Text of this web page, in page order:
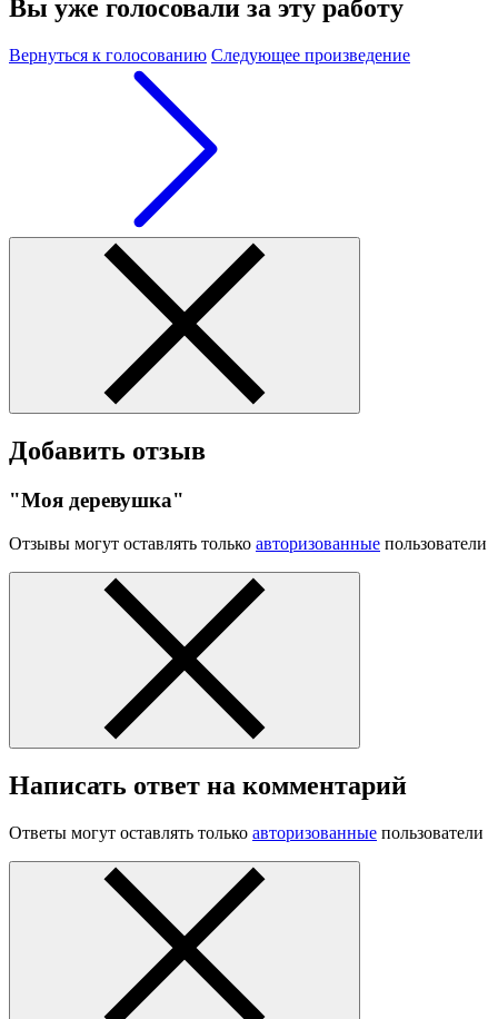
Вы уже голосовали за эту работу
Вернуться к голосованию Следующее произведение
Добавить отзыв
"Моя деревушка"
Отзывы могут оставлять только авторизованные пользователи
Написать ответ на комментарий
Ответы могут оставлять только авторизованные пользователи